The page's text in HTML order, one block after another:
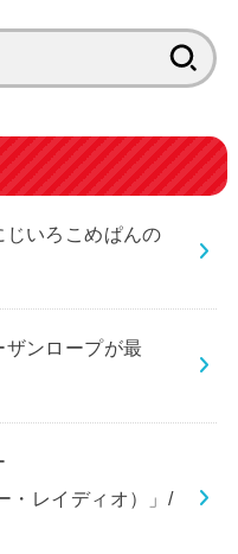
じいろこめぱんの
ザンロープが最
・レイディオ）」/